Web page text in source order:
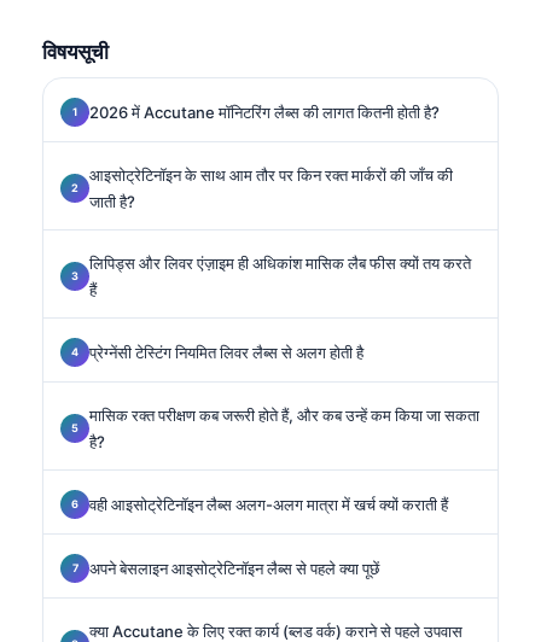
विषयसूची
2026 में Accutane मॉनिटरिंग लैब्स की लागत कितनी होती है?
आइसोट्रेटिनॉइन के साथ आम तौर पर किन रक्त मार्करों की जाँच की
जाती है?
लिपिड्स और लिवर एंज़ाइम ही अधिकांश मासिक लैब फीस क्यों तय करते
हैं
प्रेग्नेंसी टेस्टिंग नियमित लिवर लैब्स से अलग होती है
मासिक रक्त परीक्षण कब जरूरी होते हैं, और कब उन्हें कम किया जा सकता
है?
वही आइसोट्रेटिनॉइन लैब्स अलग-अलग मात्रा में खर्च क्यों कराती हैं
अपने बेसलाइन आइसोट्रेटिनॉइन लैब्स से पहले क्या पूछें
क्या Accutane के लिए रक्त कार्य (ब्लड वर्क) कराने से पहले उपवास